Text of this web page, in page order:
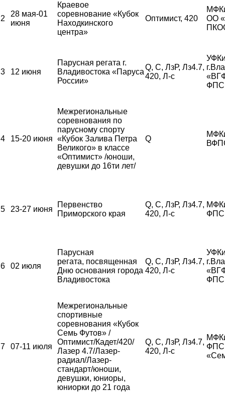
2
28 мая-01
июня
Краевое
соревнование «Кубок
Находкинского
центра»
Оптимист, 420
ОО
3 12 июня
Парусная регата г.
Владивостока «Паруса
России»
Q, С, ЛзР, Лз4.7,
420, Л-с
ФПС
4 15-20 июня
Межрегиональные
соревнования по
парусному спорту
«Кубок Залива Петра
Великого» в классе
«Оптимист» /юноши,
девушки до 16ти лет/
Q
5 23-27 июня
Первенство
Приморского края
Q, С, ЛзР, Лз4.7,
420, Л-с
ФПС
6 02 июля
Парусная
регата, посвященная
Дню основания города
Владивостока
Q, С, ЛзР, Лз4.7,
420, Л-с
ФПС
7 07-11 июля
Межрегиональные
спортивные
соревнования «Кубок
Семь Футов» /
Оптимист/Кадет/420/
Лазер 4.7/Лазер-
радиал/Лазер-
стандарт/юноши,
девушки, юниоры,
юниорки до 21 года
Q, С, ЛзР, Лз4.7,
420, Л-с
ФПС,